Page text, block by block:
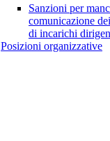
Sanzioni per
comunicazione
di incarichi
Posizioni organizzative